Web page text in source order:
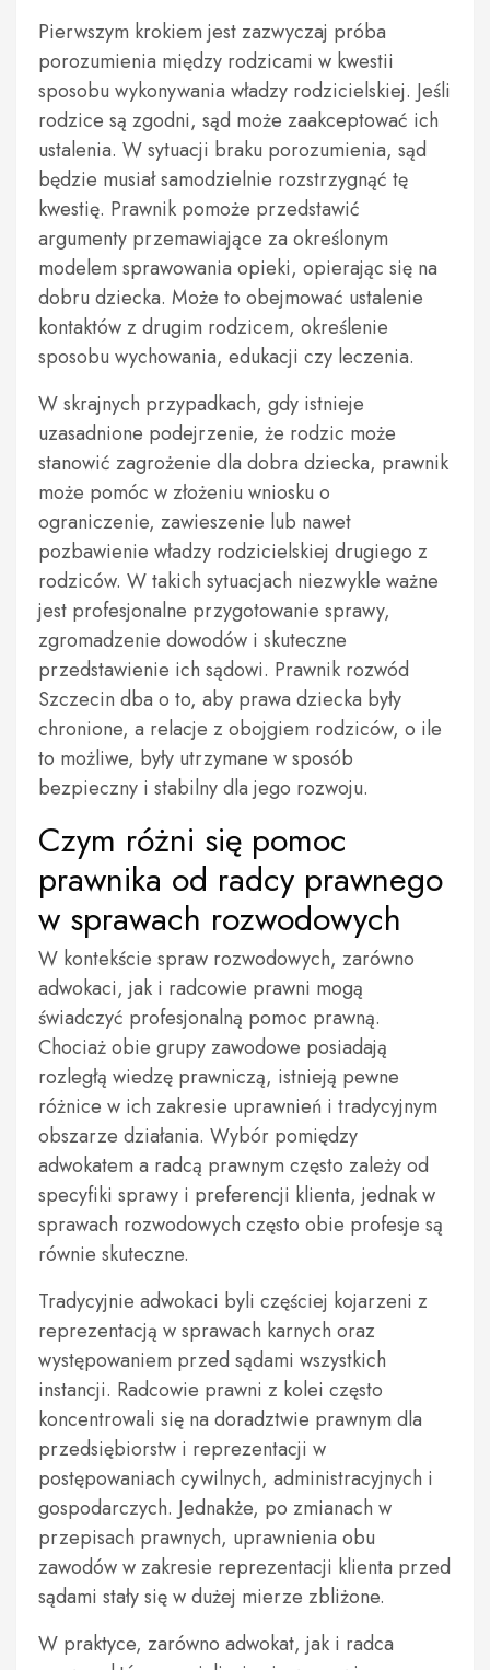
Pierwszym krokiem jest zazwyczaj próba
porozumienia między rodzicami w kwestii
sposobu wykonywania władzy rodzicielskiej. Jeśli
rodzice są zgodni, sąd może zaakceptować ich
ustalenia. W sytuacji braku porozumienia, sąd
będzie musiał samodzielnie rozstrzygnąć tę
kwestię. Prawnik pomoże przedstawić
argumenty przemawiające za określonym
modelem sprawowania opieki, opierając się na
dobru dziecka. Może to obejmować ustalenie
kontaktów z drugim rodzicem, określenie
sposobu wychowania, edukacji czy leczenia.
W skrajnych przypadkach, gdy istnieje
uzasadnione podejrzenie, że rodzic może
stanowić zagrożenie dla dobra dziecka, prawnik
może pomóc w złożeniu wniosku o
ograniczenie, zawieszenie lub nawet
pozbawienie władzy rodzicielskiej drugiego z
rodziców. W takich sytuacjach niezwykle ważne
jest profesjonalne przygotowanie sprawy,
zgromadzenie dowodów i skuteczne
przedstawienie ich sądowi. Prawnik rozwód
Szczecin dba o to, aby prawa dziecka były
chronione, a relacje z obojgiem rodziców, o ile
to możliwe, były utrzymane w sposób
bezpieczny i stabilny dla jego rozwoju.
Czym różni się pomoc
prawnika od radcy prawnego
w sprawach rozwodowych
W kontekście spraw rozwodowych, zarówno
adwokaci, jak i radcowie prawni mogą
świadczyć profesjonalną pomoc prawną.
Chociaż obie grupy zawodowe posiadają
rozległą wiedzę prawniczą, istnieją pewne
różnice w ich zakresie uprawnień i tradycyjnym
obszarze działania. Wybór pomiędzy
adwokatem a radcą prawnym często zależy od
specyfiki sprawy i preferencji klienta, jednak w
sprawach rozwodowych często obie profesje są
równie skuteczne.
Tradycyjnie adwokaci byli częściej kojarzeni z
reprezentacją w sprawach karnych oraz
występowaniem przed sądami wszystkich
instancji. Radcowie prawni z kolei często
koncentrowali się na doradztwie prawnym dla
przedsiębiorstw i reprezentacji w
postępowaniach cywilnych, administracyjnych i
gospodarczych. Jednakże, po zmianach w
przepisach prawnych, uprawnienia obu
zawodów w zakresie reprezentacji klienta przed
sądami stały się w dużej mierze zbliżone.
W praktyce, zarówno adwokat, jak i radca